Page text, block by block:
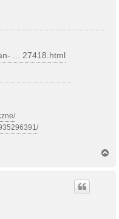
... 27418.html